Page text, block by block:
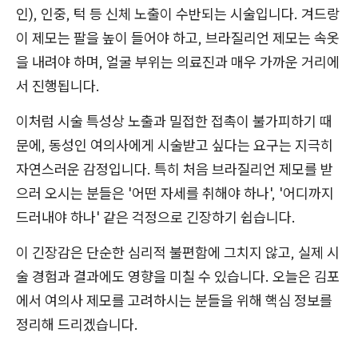
인), 인중, 턱 등 신체 노출이 수반되는 시술입니다. 겨드랑
이 제모는 팔을 높이 들어야 하고, 브라질리언 제모는 속옷
을 내려야 하며, 얼굴 부위는 의료진과 매우 가까운 거리에
서 진행됩니다.
이처럼 시술 특성상 노출과 밀접한 접촉이 불가피하기 때
문에, 동성인 여의사에게 시술받고 싶다는 요구는 지극히
자연스러운 감정입니다. 특히 처음 브라질리언 제모를 받
으러 오시는 분들은 '어떤 자세를 취해야 하나', '어디까지
드러내야 하나' 같은 걱정으로 긴장하기 쉽습니다.
이 긴장감은 단순한 심리적 불편함에 그치지 않고, 실제 시
술 경험과 결과에도 영향을 미칠 수 있습니다. 오늘은 김포
에서 여의사 제모를 고려하시는 분들을 위해 핵심 정보를
정리해 드리겠습니다.